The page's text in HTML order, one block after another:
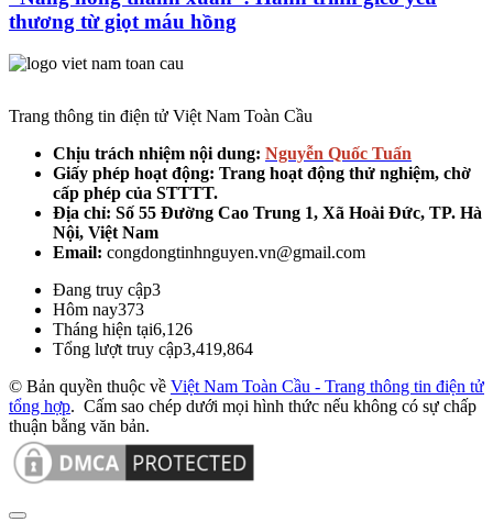
thương từ giọt máu hồng
Trang thông tin điện tử Việt Nam Toàn Cầu
Chịu trách nhiệm nội dung: Nguyễn Quốc Tuấn
Giấy phép hoạt động: Trang hoạt động thử nghiệm, chờ
cấp phép của STTTT.
Địa chỉ: Số 55 Đường Cao Trung 1, Xã Hoài Đức, TP. Hà
Nội, Việt Nam
Email: congdongtinhnguyen.vn@gmail.com
Đang truy cập3
Hôm nay373
Tháng hiện tại6,126
Tổng lượt truy cập3,419,864
© Bản quyền thuộc về Việt Nam Toàn Cầu - Trang thông tin điện tử
tổng hợp. Cấm sao chép dưới mọi hình thức nếu không có sự chấp
thuận bằng văn bản.